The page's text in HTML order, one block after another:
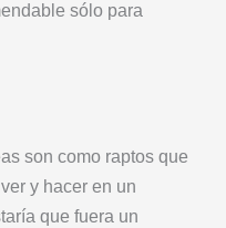
sólo para
son como raptos que
y hacer en un
que fuera un